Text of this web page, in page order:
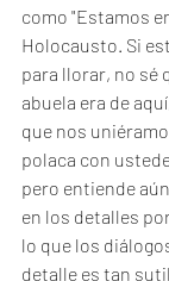
como "Estamos
Holocausto. Si
para llorar, no sé
abuela era de
que nos
polaca con
pero entiende
en los detalles
lo que los
detalle es tan